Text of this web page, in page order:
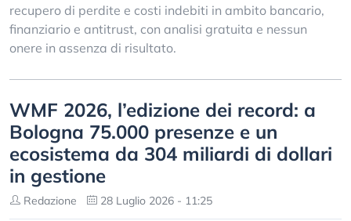
recupero di perdite e costi indebiti in ambito bancario,
finanziario e antitrust, con analisi gratuita e nessun
onere in assenza di risultato.
WMF 2026, l’edizione dei record: a
Bologna 75.000 presenze e un
ecosistema da 304 miliardi di dollari
in gestione
Redazione 28 Luglio 2026 - 11:25